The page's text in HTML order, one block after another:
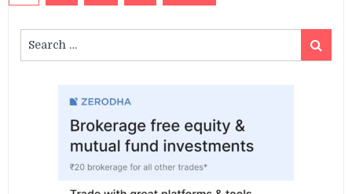
navigation
for:
Search